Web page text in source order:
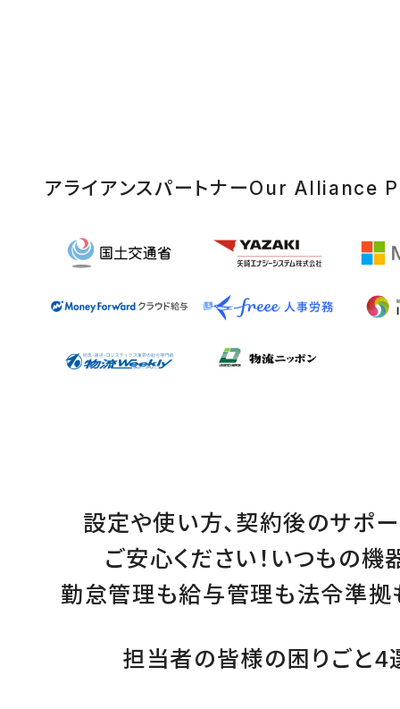
アライアンスパートナーOur Alliance
設定や使い方、 契約後のサポ
ご安心ください！ いつもの機
勤怠管理も給与管理も法令準拠
担当者の皆様の困りごと4